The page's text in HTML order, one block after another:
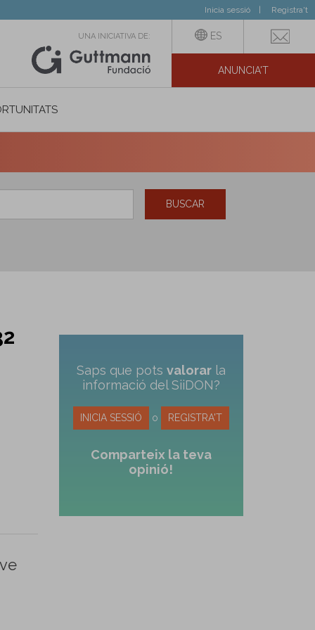
Inicia sessió Registra't
UNA INICIATIVA DE: ES
ANUNCIA'T
BUSCAR
Saps que pots valorarla
informació del SiiDON?
INICIA SESSIÓ o REGISTRA'T
Comparteix la teva
opinió!